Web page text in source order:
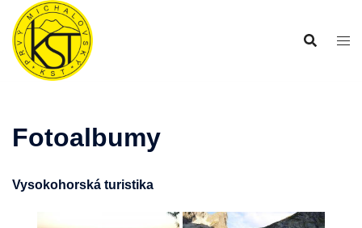
Preskočiť
obsah
Fotoalbumy
Vysokohorská turistika